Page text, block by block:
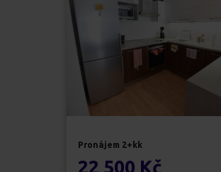
Pronájem 2+kk
22 500 Kč